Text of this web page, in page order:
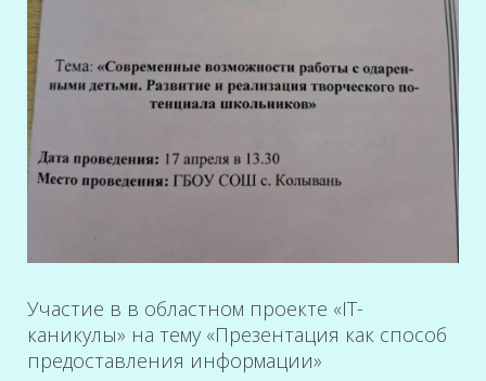
Участие в в областном проекте «IT-
каникулы» на тему «Презентация как способ
предоставления информации»